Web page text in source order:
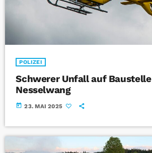
POLIZEI
Schwerer Unfall auf
Nesselwang
today 23. MAI 2025